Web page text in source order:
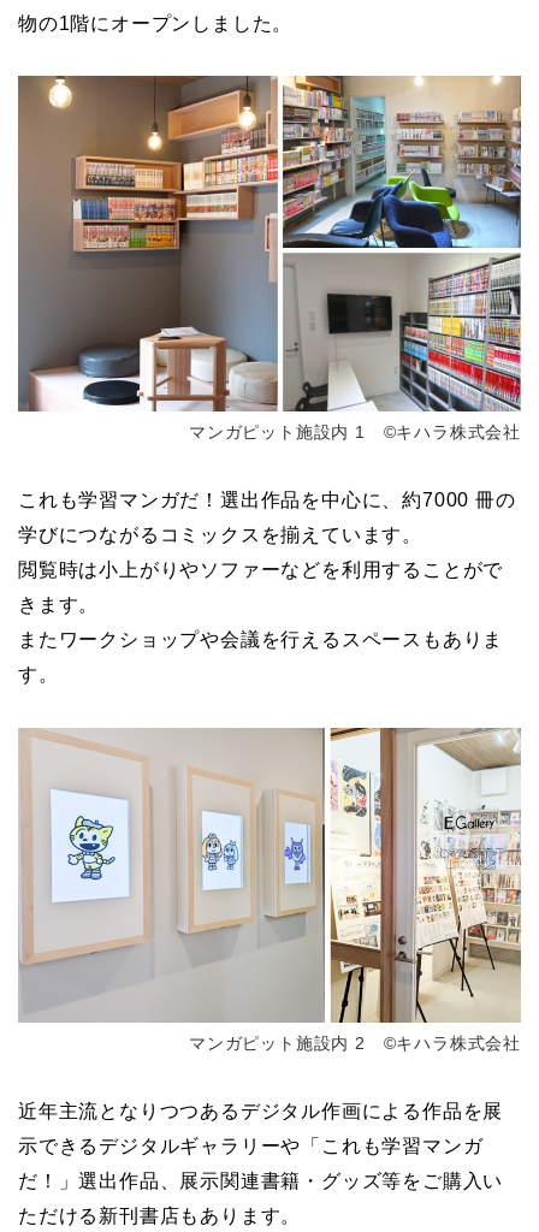
物の1階にオープンしました。
マンガピット施設内 1 ©キハラ株式会社
これも学習マンガだ！選出作品を中心に、約7000 冊の
学びにつながるコミックスを揃えています。
閲覧時は小上がりやソファーなどを利用することがで
きます。
またワークショップや会議を行えるスペースもありま
す。
マンガピット施設内 2 ©キハラ株式会社
近年主流となりつつあるデジタル作画による作品を展
⽰できるデジタルギャラリーや「これも学習マンガ
だ！」選出作品、展⽰関連書籍・グッズ等をご購⼊い
ただける新刊書店もあります。